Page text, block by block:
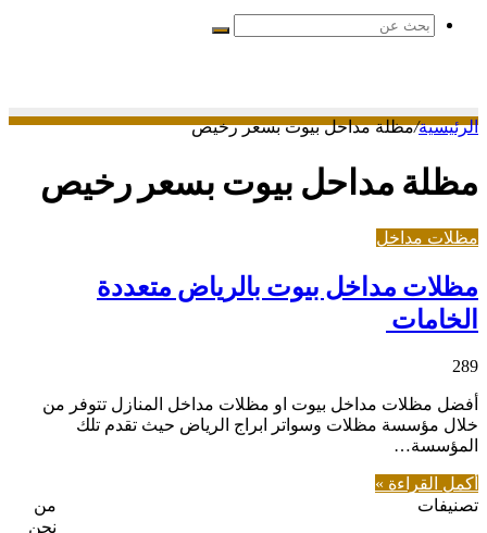
بحث
الرئيسية/مظلة مداحل بيوت بسعر رخيص
مظلة مداحل بيوت بسعر رخيص
مظلات مداخل
مظلات مداخل بيوت بالرياض متعددة
الخامات
289
أفضل مظلات مداخل بيوت او مظلات مداخل المنازل تتوفر من
خلال مؤسسة مظلات وسواتر ابراج الرياض حيث تقدم تلك
المؤسسة…
أكمل القراءة »
تصنيفات
من
نحن